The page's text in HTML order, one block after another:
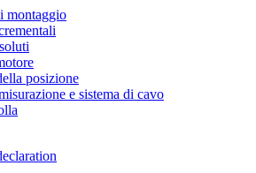
montaggio
posizione
e sistema di cavo